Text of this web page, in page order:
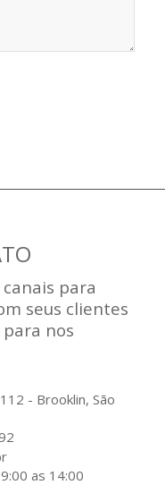
para
seus clientes
nos
- Brooklin, São
as 14:00